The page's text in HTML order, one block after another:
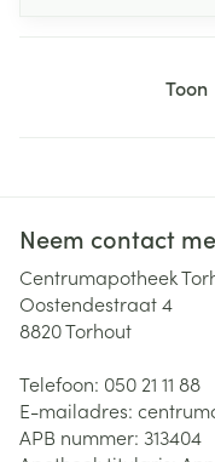
Toon
Neem contact
Centrumapotheek
Oostendestraat 4
8820Torhout
Telefoon: 050 21 11 88
E-mailadres:
APB nummer: 313404